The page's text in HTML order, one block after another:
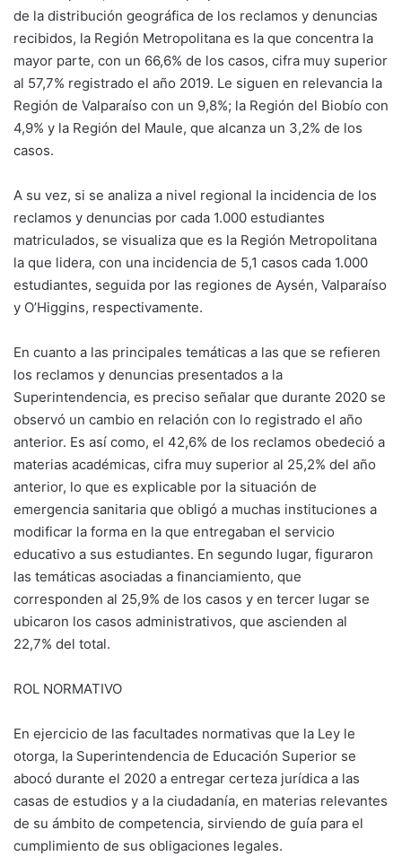
de la distribución geográfica de los reclamos y denuncias
recibidos, la Región Metropolitana es la que concentra la
mayor parte, con un 66,6% de los casos, cifra muy superior
al 57,7% registrado el año 2019. Le siguen en relevancia la
Región de Valparaíso con un 9,8%; la Región del Biobío con
4,9% y la Región del Maule, que alcanza un 3,2% de los
casos.
A su vez, si se analiza a nivel regional la incidencia de los
reclamos y denuncias por cada 1.000 estudiantes
matriculados, se visualiza que es la Región Metropolitana
la que lidera, con una incidencia de 5,1 casos cada 1.000
estudiantes, seguida por las regiones de Aysén, Valparaíso
y O’Higgins, respectivamente.
En cuanto a las principales temáticas a las que se refieren
los reclamos y denuncias presentados a la
Superintendencia, es preciso señalar que durante 2020 se
observó un cambio en relación con lo registrado el año
anterior. Es así como, el 42,6% de los reclamos obedeció a
materias académicas, cifra muy superior al 25,2% del año
anterior, lo que es explicable por la situación de
emergencia sanitaria que obligó a muchas instituciones a
modificar la forma en la que entregaban el servicio
educativo a sus estudiantes. En segundo lugar, figuraron
las temáticas asociadas a financiamiento, que
corresponden al 25,9% de los casos y en tercer lugar se
ubicaron los casos administrativos, que ascienden al
22,7% del total.
ROL NORMATIVO
En ejercicio de las facultades normativas que la Ley le
otorga, la Superintendencia de Educación Superior se
abocó durante el 2020 a entregar certeza jurídica a las
casas de estudios y a la ciudadanía, en materias relevantes
de su ámbito de competencia, sirviendo de guía para el
cumplimiento de sus obligaciones legales.